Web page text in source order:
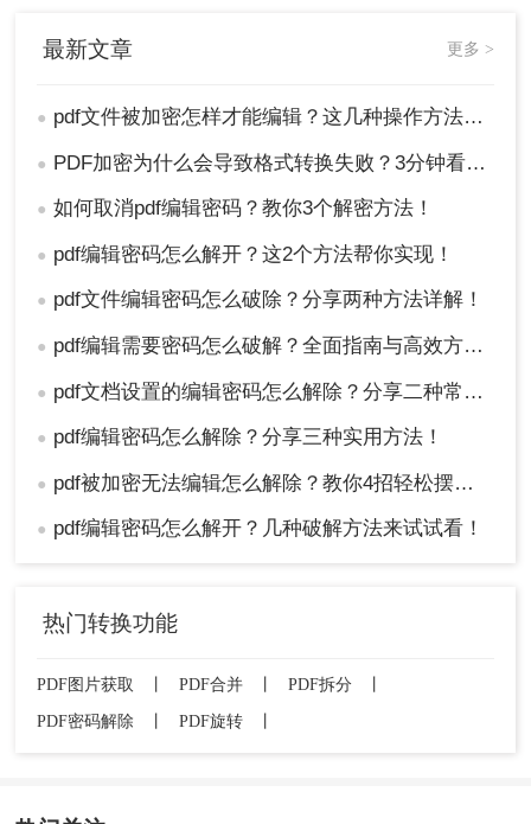
最新文章 更多 >
● pdf文件被加密怎样才能编辑？这几种操作方法十分简单!！
● PDF加密为什么会导致格式转换失败？3分钟看懂原因与解决方案！
● 如何取消pdf编辑密码？教你3个解密方法！
● pdf编辑密码怎么解开？这2个方法帮你实现！
● pdf文件编辑密码怎么破除？分享两种方法详解！
● pdf编辑需要密码怎么破解？全面指南与高效方法详解！
● pdf文档设置的编辑密码怎么解除？分享二种常用解除方式！
● pdf编辑密码怎么解除？分享三种实用方法！
● pdf被加密无法编辑怎么解除？教你4招轻松摆平！
● pdf编辑密码怎么解开？几种破解方法来试试看！
热门转换功能
PDF图片获取 PDF合并 PDF拆分
PDF密码解除
丨 PDF旋转 丨